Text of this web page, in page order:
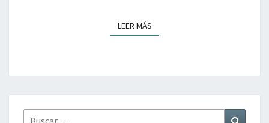
LEER MÁSLEER MÁS
Buscar